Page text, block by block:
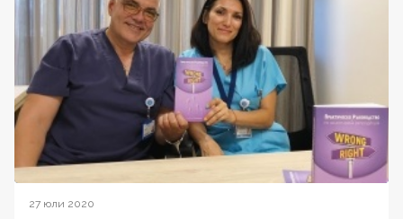
27 юли 2020